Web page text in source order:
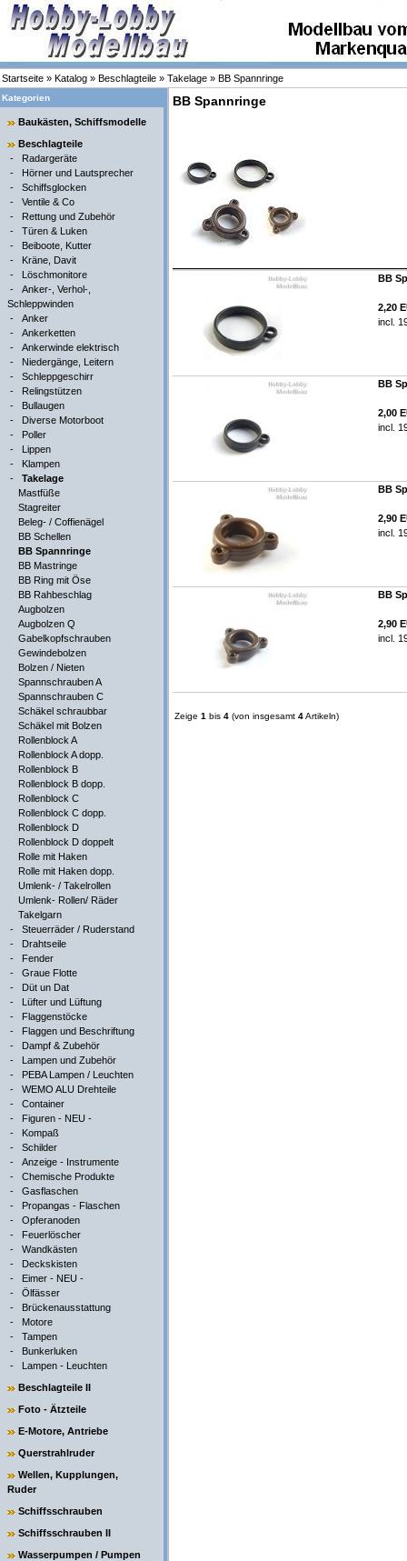
Startseite » Katalog » Beschlagteile » Takelage » BB Spannringe
Kategorien
Baukästen, Schiffsmodelle
Beschlagteile
- Radargeräte
- Hörner und Lautsprecher
- Schiffsglocken
- Ventile & Co
- Rettung und Zubehör
- Türen & Luken
- Beiboote, Kutter
- Kräne, Davit
- Löschmonitore
- Anker-, Verhol-,
Schleppwinden
- Anker
- Ankerketten
- Ankerwinde elektrisch
- Niedergänge, Leitern
- Schleppgeschirr
- Relingstützen
- Bullaugen
- Diverse Motorboot
- Poller
- Lippen
- Klampen
- Takelage
Mastfüße
Stagreiter
Beleg- / Coffienägel
BB Schellen
BB Spannringe
BB Mastringe
BB Ring mit Öse
BB Rahbeschlag
Augbolzen
Augbolzen Q
Gabelkopfschrauben
Gewindebolzen
Bolzen / Nieten
Spannschrauben A
Spannschrauben C
Schäkel schraubbar
Schäkel mit Bolzen
Rollenblock A
Rollenblock A dopp.
Rollenblock B
Rollenblock B dopp.
Rollenblock C
Rollenblock C dopp.
Rollenblock D
Rollenblock D doppelt
Rolle mit Haken
Rolle mit Haken dopp.
Umlenk- / Takelrollen
Umlenk- Rollen/ Räder
Takelgarn
- Steuerräder / Ruderstand
- Drahtseile
- Fender
- Graue Flotte
- Düt un Dat
- Lüfter und Lüftung
- Flaggenstöcke
- Flaggen und Beschriftung
- Dampf & Zubehör
- Lampen und Zubehör
- PEBA Lampen / Leuchten
- WEMO ALU Drehteile
- Container
- Figuren - NEU -
- Kompaß
- Schilder
- Anzeige - Instrumente
- Chemische Produkte
- Gasflaschen
- Propangas - Flaschen
- Opferanoden
- Feuerlöscher
- Wandkästen
- Deckskisten
- Eimer - NEU -
- Ölfässer
- Brückenausstattung
- Motore
- Tampen
- Bunkerluken
- Lampen - Leuchten
Beschlagteile II
Foto - Ätzteile
E-Motore, Antriebe
Querstrahlruder
Wellen, Kupplungen,
Ruder
Schiffsschrauben
Schiffsschrauben II
Wasserpumpen / Pumpen
BB Spannringe
BB
2,20
incl.
BB
2,00
incl.
BB
2,90
incl.
BB
2,90
incl.
Zeige 1 bis 4 (von insgesamt 4Artikeln)